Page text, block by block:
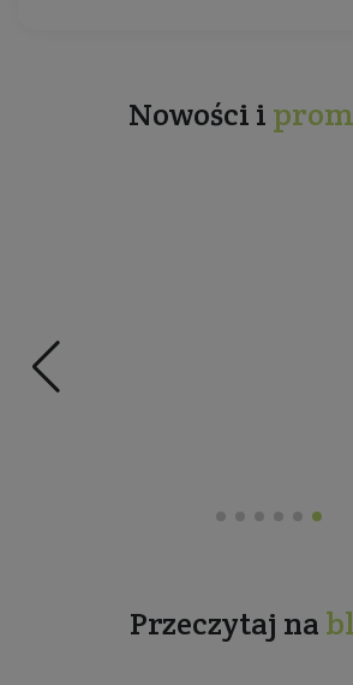
Nowości i
Przeczytaj na